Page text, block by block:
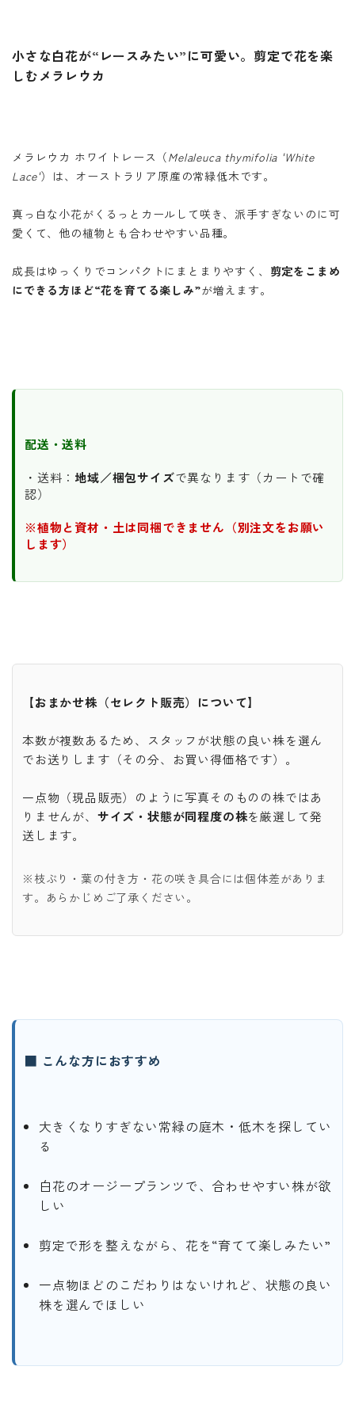
小さな白花が“レースみたい”に可愛い。剪定で花を楽
しむメラレウカ
メラレウカ ホワイトレース（Melaleuca thymifolia 'White
Lace'）は、オーストラリア原産の常緑低木です。
真っ白な小花がくるっとカールして咲き、派手すぎないのに可
愛くて、他の植物とも合わせやすい品種。
成長はゆっくりでコンパクトにまとまりやすく、 剪定をこまめ
にできる方ほど“花を育てる楽しみ”が増えます。
配送・送料
・送料： 地域／梱包サイズで異なります（カートで確
認）
※植物と資材・土は同梱できません（別注文をお願い
します）
【おまかせ株（セレクト販売）について】
本数が複数あるため、スタッフが状態の良い株を選ん
でお送りします（その分、お買い得価格です）。
一点物（現品販売）のように写真そのものの株ではあ
りませんが、 サイズ・状態が同程度の株を厳選して発
送します。
※枝ぶり・葉の付き方・花の咲き具合には個体差がありま
す。あらかじめご了承ください。
■ こんな方におすすめ
大きくなりすぎない常緑の庭木・低木を探してい
る
白花のオージープランツで、合わせやすい株が欲
しい
剪定で形を整えながら、花を“育てて楽しみたい”
一点物ほどのこだわりはないけれど、状態の良い
株を選んでほしい